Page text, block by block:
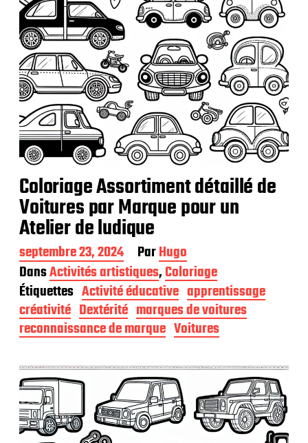
Coloriage Assortiment détaillé de
Voitures par Marque pour un
Atelier de ludique
D
a
t
e
d
e
p
b
l
i
c
a
t
septembre 23, 2024 ParHugo
DansActivités artistiques,Coloriage
Étiquettes Activité éducative apprentissage
créativité Dextérité marques de voitures
reconnaissance de marque Voitures